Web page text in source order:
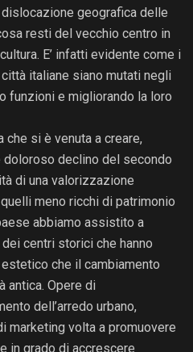
geografica delle
resti del vecchio centro in
E’ infatti evidente come i
italiane siano mutati negli
funzioni e migliorando la loro
che si è venuta a creare,
doloroso declino del secondo
di una valorizzazione
meno ricchi di patrimonio
abbiamo assistito a
centri storici che hanno
che il cambiamento
antica. Opere di
dell’arredo urbano,
marketing volta a promuovere
in grado di accrescere